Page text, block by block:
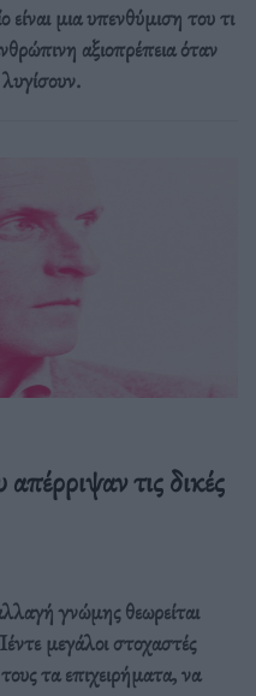
μια υπενθύμιση του τι
αξιοπρέπεια όταν
τις δικές
γνώμης θεωρείται
μεγάλοι στοχαστές
τα επιχειρήματα, να